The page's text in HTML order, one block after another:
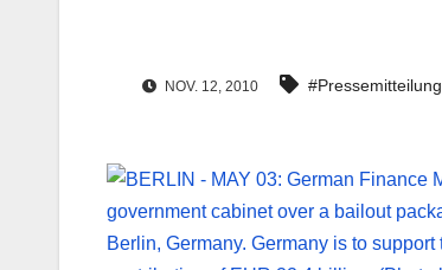
NOV. 12, 2010 #Pressemitteilung